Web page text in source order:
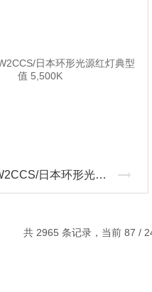
LKR-70SW2CCS/日本环形光源红灯典型值 5,500K
共 2965 条记录，当前 87 /